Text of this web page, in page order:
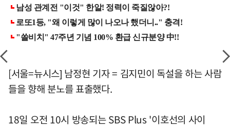
[서울=뉴시스] 남정현 기자 = 김지민이 독설을 하는 사람
들을 향해 분노를 표출했다.
18일 오전 10시 방송되는 SBS Plus '이호선의 사이